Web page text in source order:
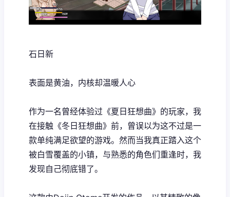
石日新
表面是黄油，内核却温暖人心
作为一名曾经体验过《夏日狂想曲》的玩家，我
在接触《冬日狂想曲》前，曾误以为这不过是一
款​​单纯满足欲望的游戏​​。然而当我真正踏入这个
被白雪覆盖的小镇，与熟悉的角色们重逢时，我
发现自己彻底错了。